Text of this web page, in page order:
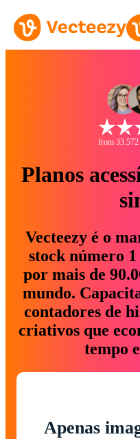
from
Planos
Vecteezy é o
stock número
por mais de
mundo.
contadores de
criativos que
tempo
Apenas